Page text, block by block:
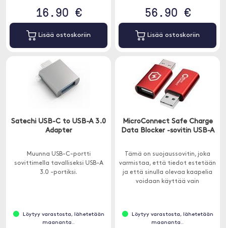
16.90 €
Lisää ostoskoriin
56.90 €
Lisää ostoskoriin
Satechi USB-C to USB-A 3.0
Adapter
Muunna USB-C-portti
sovittimella tavalliseksi USB-A
3.0 -portiksi.
Löytyy varastosta, lähetetään
maananta..
MicroConnect Safe Charge
Data Blocker -sovitin USB-A
Tämä on suojaussovitin, joka
varmistaa, että tiedot estetään
ja että sinulla olevaa kaapelia
voidaan käyttää vain
Löytyy varastosta, lähetetään
maananta..